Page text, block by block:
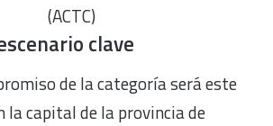
(ACTC)
clave
de la categoría será este
la capital de la provincia de